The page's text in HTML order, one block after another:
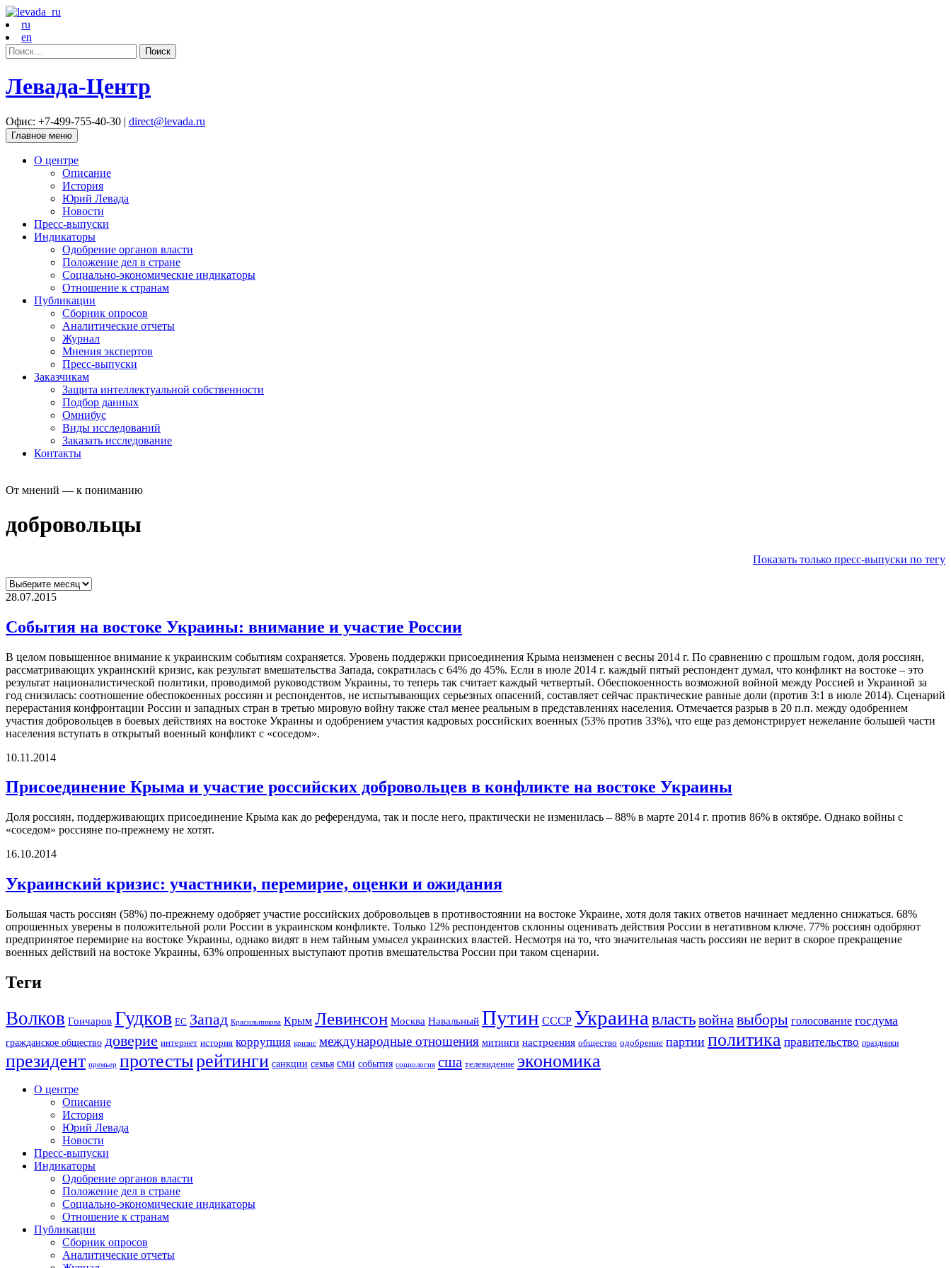
ru
en
Найти:
Левада-Центр
Офис: +7-499-755-40-30 | direct@levada.ru
Главное меню
О центре
Описание
История
Юрий Левада
Новости
Пресс-выпуски
Индикаторы
Одобрение органов власти
Положение дел в стране
Социально-экономические индикаторы
Отношение к странам
Публикации
Сборник опросов
Аналитические отчеты
Журнал
Мнения экспертов
Пресс-выпуски
Заказчикам
Защита интеллектуальной собственности
Подбор данных
Омнибус
Виды исследований
Заказать исследование
Контакты
От мнений — к пониманию
добровольцы
Показать только пресс-выпуски по тегу
28.07.2015
События на востоке Украины: внимание и участие России
В целом повышенное внимание к украинским событиям сохраняется. Уровень поддержки присоединения Крыма неизменен с весны 2014 г. По сравнению с прошлым годом, доля россиян,
рассматривающих украинский кризис, как результат вмешательства Запада, сократилась с 64% до 45%. Если в июле 2014 г. каждый пятый респондент думал, что конфликт на востоке – это
результат националистической политики, проводимой руководством Украины, то теперь так считает каждый четвертый. Обеспокоенность возможной войной между Россией и Украиной за
год снизилась: соотношение обеспокоенных россиян и респондентов, не испытывающих серьезных опасений, составляет сейчас практические равные доли (против 3:1 в июле 2014). Сценарий
перерастания конфронтации России и западных стран в третью мировую войну также стал менее реальным в представлениях населения. Отмечается разрыв в 20 п.п. между одобрением
участия добровольцев в боевых действиях на востоке Украины и одобрением участия кадровых российских военных (53% против 33%), что еще раз демонстрирует нежелание большей части
населения вступать в открытый военный конфликт с «соседом».
10.11.2014
Присоединение Крыма и участие российских добровольцев в конфликте на востоке Украины
Доля россиян, поддерживающих присоединение Крыма как до референдума, так и после него, практически не изменилась – 88% в марте 2014 г. против 86% в октябре. Однако войны с
«соседом» россияне по-прежнему не хотят.
16.10.2014
Украинский кризис: участники, перемирие, оценки и ожидания
Большая часть россиян (58%) по-прежнему одобряет участие российских добровольцев в противостоянии на востоке Украине, хотя доля таких ответов начинает медленно снижаться. 68%
опрошенных уверены в положительной роли России в украинском конфликте. Только 12% респондентов склонны оценивать действия России в негативном ключе. 77% россиян одобряют
предпринятое перемирие на востоке Украины, однако видят в нем тайным умысел украинских властей. Несмотря на то, что значительная часть россиян не верит в скорое прекращение
военных действий на востоке Украины, 63% опрошенных выступают против вмешательства России при таком сценарии.
Теги
Волков Гончаров Гудков ЕС Запад Красильникова Крым Левинсон Москва Навальный Путин СССР Украина властьвойна выборы голосование госдума
гражданское общество доверие интернет история коррупция кризис международные отношения митинги настроения общество одобрение партии политика правительство праздники
президент премьер протестырейтинги санкции семья сми события социология сша телевидение экономика
О центре
Описание
История
Юрий Левада
Новости
Пресс-выпуски
Индикаторы
Одобрение органов власти
Положение дел в стране
Социально-экономические индикаторы
Отношение к странам
Публикации
Сборник опросов
Аналитические отчеты